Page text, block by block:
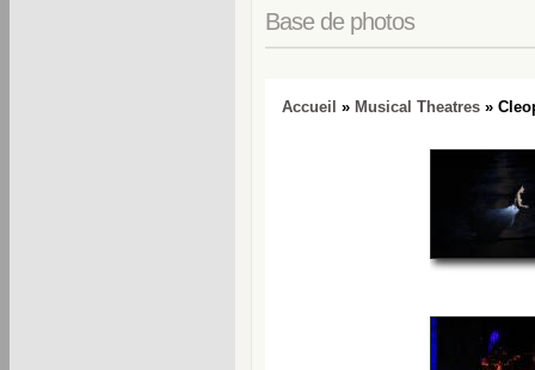
Base de photos
Accueil » Musical Theatres »